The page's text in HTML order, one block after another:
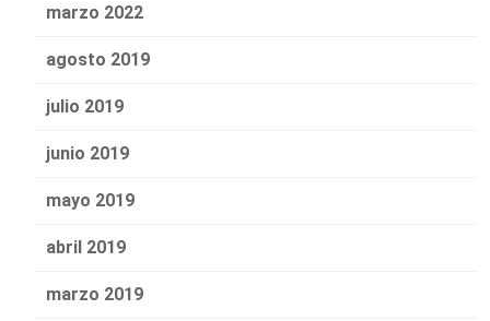
marzo 2022
agosto 2019
julio 2019
junio 2019
mayo 2019
abril 2019
marzo 2019